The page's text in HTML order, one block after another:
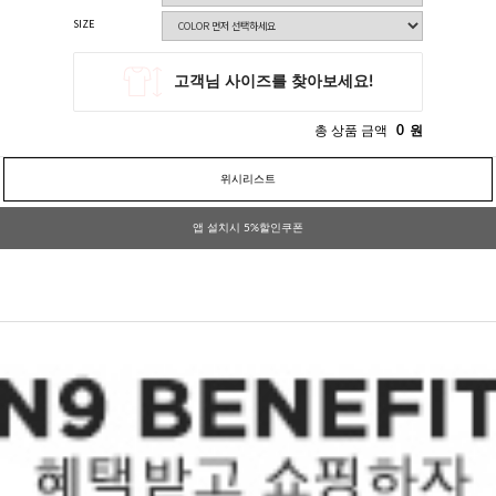
SIZE
총 상품 금액 0 원
위시리스트
앱 설치시 5%할인쿠폰